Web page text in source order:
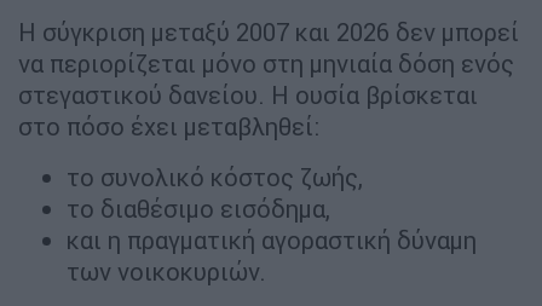
Η σύγκριση μεταξύ 2007 και 2026 δεν μπορεί
να περιορίζεται μόνο στη μηνιαία δόση ενός
στεγαστικού δανείου. Η ουσία βρίσκεται
στο πόσο έχει μεταβληθεί:
το συνολικό κόστος ζωής,
το διαθέσιμο εισόδημα,
και η πραγματική αγοραστική δύναμη
των νοικοκυριών.